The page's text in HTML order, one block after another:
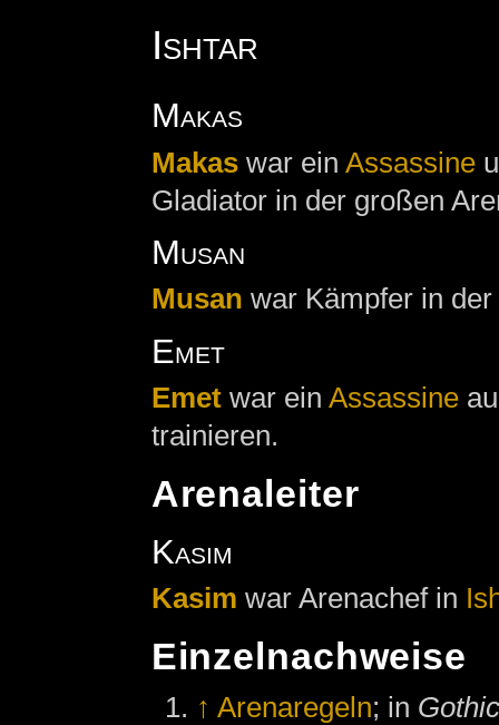
Ishtar
Makas
Makaswar ein Assassine
Gladiator in der großen
Musan
Musan war Kämpfer in
Emet
Emetwar ein Assassine
trainieren.
Arenaleiter
Kasim
Kasim war Arenachef in
Einzelnachweise
↑ Arenaregeln; in